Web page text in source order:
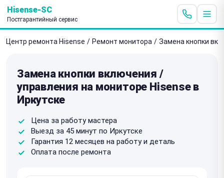
Hisense-SC
Постгарантийный сервис
Центр ремонта Hisense / Ремонт монитора / Замена кнопки
Замена кнопки включения /
управления на мониторе Hisense в
Иркутске
Цена за работу мастера
Выезд за 45 минут по Иркутске
Гарантия 12 месяцев на работу и деталь
Оплата после ремонта